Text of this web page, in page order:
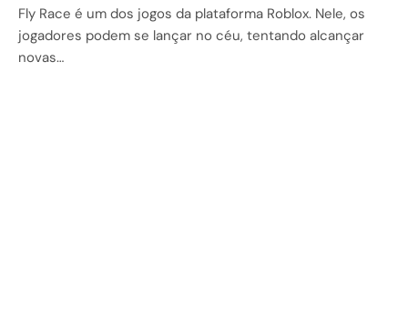
Fly Race é um dos jogos da plataforma Roblox. Nele, os
jogadores podem se lançar no céu, tentando alcançar
novas…